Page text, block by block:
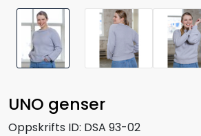
UNO genser
Oppskrifts ID: DSA 93-02